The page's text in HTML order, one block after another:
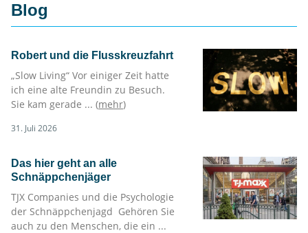
Blog
Robert und die Flusskreuzfahrt
„Slow Living“ Vor einiger Zeit hatte
ich eine alte Freundin zu Besuch.
Sie kam gerade ... (mehr)
31. Juli 2026
Das hier geht an alle
Schnäppchenjäger
TJX Companies und die Psychologie
der Schnäppchenjagd Gehören Sie
auch zu den Menschen, die ein ...